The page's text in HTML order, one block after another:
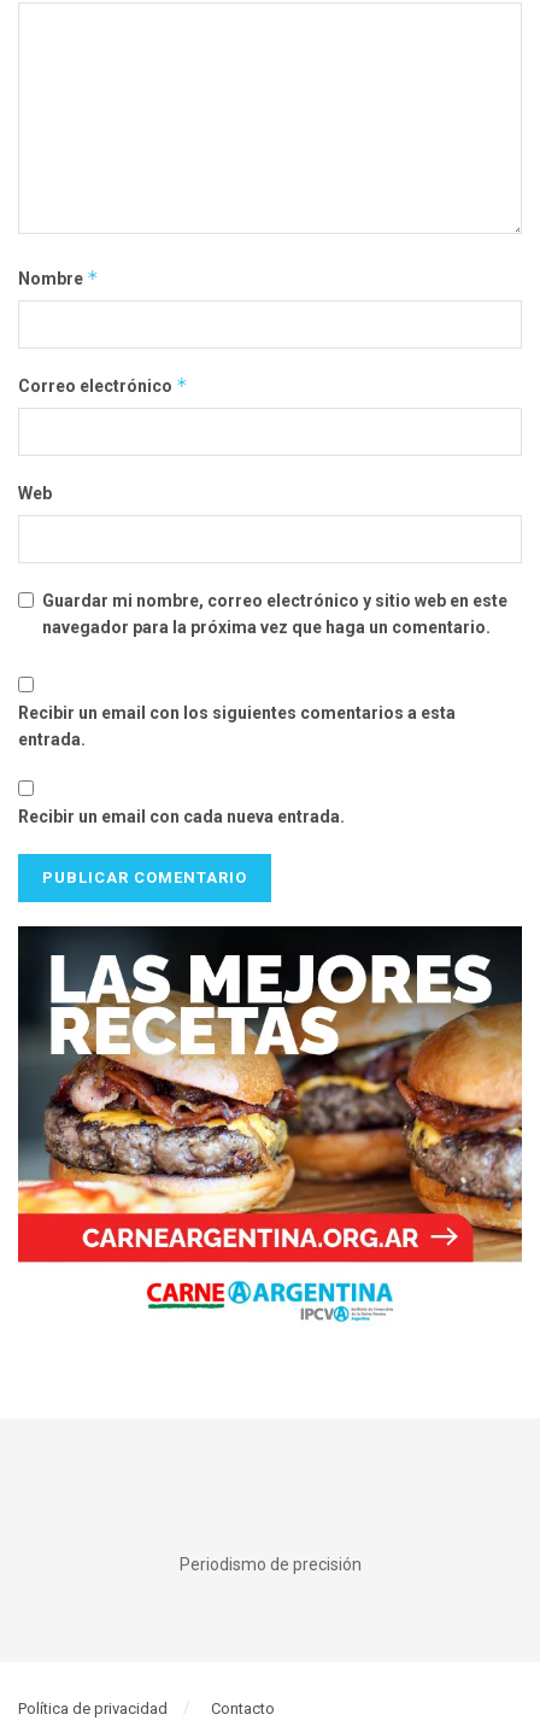
Nombre *
Correo electrónico *
Web
Guardar mi nombre, correo electrónico y sitio web en este
navegador para la próxima vez que haga un comentario.
Recibir un email con los siguientes comentarios a esta
entrada.
Recibir un email con cada nueva entrada.
Periodismo de precisión
Política de privacidad Contacto